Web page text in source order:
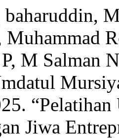
M Salman
Jiwa